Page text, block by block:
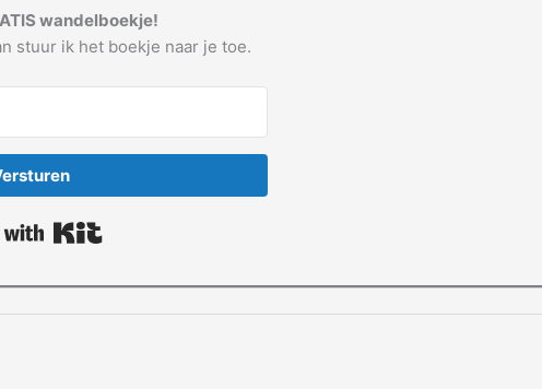
wandelboekje!
stuur ik het boekje naar je toe.